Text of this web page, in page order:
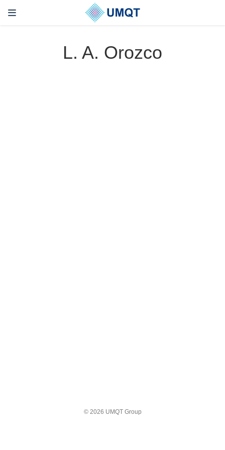
L. A. Orozco
© 2026 UMQT Group